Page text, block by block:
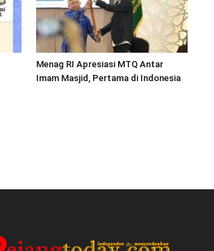
Menag RI Apresiasi MTQ Antar
Imam Masjid, Pertama di Indonesia